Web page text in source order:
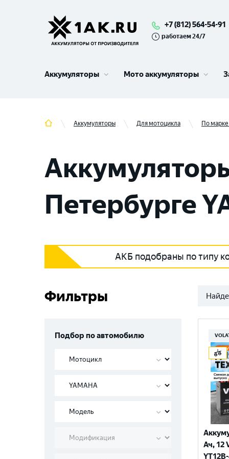
+7 (812) 564-54-91
работаем 24/7
Аккумуляторы Мото аккумуляторы
Аккумуляторы Для мотоцикла По
Петербурге
АКБ подобраны по типу
Фильтры
Подбор по автомобилю
Ач, 12